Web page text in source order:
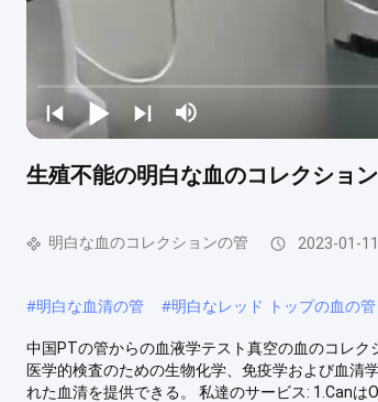
生殖不能の明白な血のコレクショ
明白な血のコレクションの管 2023-01-11
#明白な血清の管 #明白なレッド トップの血の管
中国PTの管からの血液学テスト真空の血のコレ
医学的検査のための生物化学、免疫学および血清
れた血清を提供できる。 私達のサービス: 1.Canは